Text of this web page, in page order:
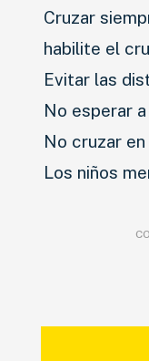
Cruzar
habilite el
Evitar las
No esperar
No cruzar
Los niños